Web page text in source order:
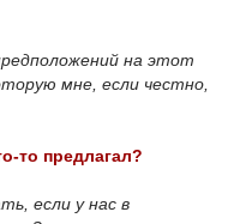
на этот
мне, если честно,
то предлагал?
если у нас в